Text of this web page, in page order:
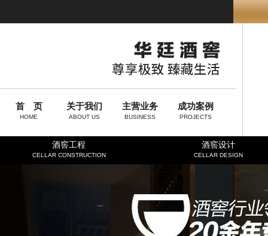
首 页
HOME
关于我们
ABOUT US
主营业务
BUSINESS
成功案例
PROJECTS
酒窖工程
CELLAR CONSTRUCTION
酒窖设计
CELLAR DESIGN